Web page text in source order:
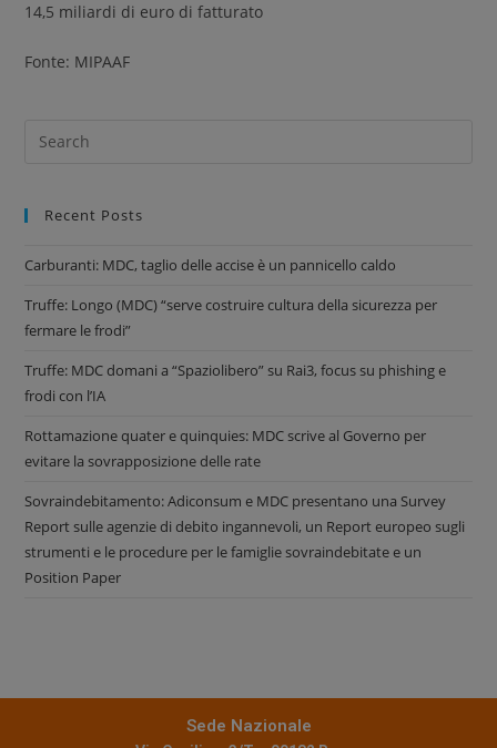
14,5 miliardi di euro di fatturato
Fonte: MIPAAF
Recent Posts
Carburanti: MDC, taglio delle accise è un pannicello caldo
Truffe: Longo (MDC) “serve costruire cultura della sicurezza per
fermare le frodi”
Truffe: MDC domani a “Spaziolibero” su Rai3, focus su phishing e
frodi con l’IA
Rottamazione quater e quinquies: MDC scrive al Governo per
evitare la sovrapposizione delle rate
Sovraindebitamento: Adiconsum e MDC presentano una Survey
Report sulle agenzie di debito ingannevoli, un Report europeo sugli
strumenti e le procedure per le famiglie sovraindebitate e un
Position Paper
Sede Nazionale